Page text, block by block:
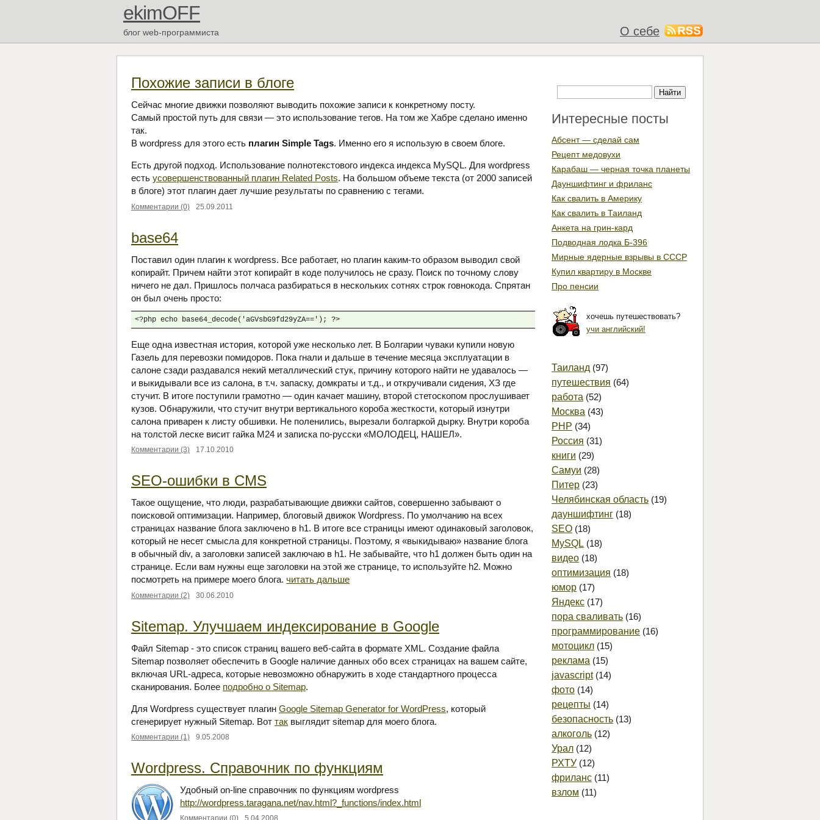
ekimOFF
блог web-программиста О себе
Похожие записи в блоге
Сейчас многие движки позволяют выводить похожие записи к конкретному посту.
Самый простой путь для связи — это использование тегов. На том же Хабре сделано именно
так.
В wordpress для этого есть плагин Simple Tags. Именно его я использую в своем блоге.
Есть другой подход. Использование полнотекстового индекса индекса MySQL. Для wordpress
есть усовершенствованный плагин Related Posts. На большом объеме текста (от 2000 записей
в блоге) этот плагин дает лучшие результаты по сравнению с тегами.
Комментарии (0) 25.09.2011
base64
Поставил один плагин к wordpress. Все работает, но плагин каким-то образом выводил свой
копирайт. Причем найти этот копирайт в коде получилось не сразу. Поиск по точному слову
ничего не дал. Пришлось полчаса разбираться в нескольких сотнях строк говнокода. Спрятан
он был очень просто:
<?php echo base64_decode('aGVsbG9fd29yZA=='); ?>
Еще одна известная история, которой уже несколько лет. В Болгарии чуваки купили новую
Газель для перевозки помидоров. Пока гнали и дальше в течение месяца эксплуатации в
салоне сзади раздавался некий металлический стук, причину которого найти не удавалось —
и выкидывали все из салона, в т.ч. запаску, домкраты и т.д., и откручивали сидения, ХЗ где
стучит. В итоге поступили грамотно — один качает машину, второй стетоскопом прослушивает
кузов. Обнаружили, что стучит внутри вертикального короба жесткости, который изнутри
салона приварен к листу обшивки. Не поленились, вырезали болгаркой дырку. Внутри короба
на толстой леске висит гайка М24 и записка по-русски «МОЛОДЕЦ, НАШЕЛ».
Комментарии (3) 17.10.2010
SEO-ошибки в CMS
Такое ощущение, что люди, разрабатывающие движки сайтов, совершенно забывают о
поисковой оптимизации. Например, блоговый движок Wordpress. По умолчанию на всех
страницах название блога заключено в h1. В итоге все страницы имеют одинаковый заголовок,
который не несет смысла для конкретной страницы. Поэтому, я «выкидываю» название блога
в обычный div, а заголовки записей заключаю в h1. Не забывайте, что h1 должен быть один на
странице. Если вам нужны еще заголовки на этой же странице, то используйте h2. Можно
посмотреть на примере моего блога. читать дальше
Комментарии (2) 30.06.2010
Sitemap. Улучшаем индексирование в Google
Файл Sitemap - это список страниц вашего веб-сайта в формате XML. Создание файла
Sitemap позволяет обеспечить в Google наличие данных обо всех страницах на вашем сайте,
включая URL-адреса, которые невозможно обнаружить в ходе стандартного процесса
сканирования. Более подробно о Sitemap.
Для Wordpress существует плагин Google Sitemap Generator for WordPress, который
сгенерирует нужный Sitemap. Вот так выглядит sitemap для моего блога.
Комментарии (1) 9.05.2008
Wordpress. Справочник по функциям
Удобный on-line справочник по функциям wordpress
http://wordpress.taragana.net/nav.html?_functions/index.html
Интересные посты
Абсент — сделай сам
Рецепт медовухи
Карабаш — черная точка планеты
Дауншифтинг и фриланс
Как свалить в Америку
Как свалить в Таиланд
Анкета на грин-кард
Подводная лодка Б-396
Мирные ядерные взрывы в СССР
Купил квартиру в Москве
Про пенсии
хочешь путешествовать?
учи английский!
Таиланд (97)
путешествия (64)
работа (52)
Москва (43)
PHP (34)
Россия (31)
книги (29)
Самуи (28)
Питер (23)
Челябинская область (19)
дауншифтинг (18)
SEO (18)
MySQL (18)
видео (18)
оптимизация (18)
юмор (17)
Яндекс (17)
пора сваливать (16)
программирование (16)
мотоцикл (15)
реклама (15)
javascript(14)
фото (14)
рецепты (14)
безопасность (13)
алкоголь (12)
Урал (12)
РХТУ (12)
фриланс (11)
взлом (11)